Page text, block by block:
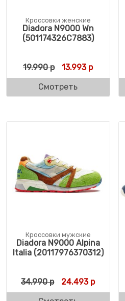
Кроссовки женские
Diadora N9000 Wn
(501174326C7883)
19.990р 13.993р
Смотреть
Кроссовки мужские
Diadora N9000 Alpina
Italia (20117976370312)
34.990р 24.493р